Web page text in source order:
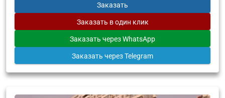
Заказать
Заказать в один клик
Заказать через WhatsApp
Заказать через Telegram